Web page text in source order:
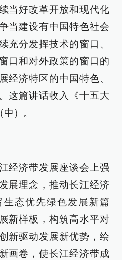
当好改革开放和现代化
当建设有中国特色社会
充分发挥技术的窗口、
口和对外政策的窗口的
经济特区的中国特色、
这篇讲话收入《十五大
）。
经济带发展座谈会上强
展理念，推动长江经济
态优先绿色发展新篇
新样板，构筑高水平对
新驱动发展新优势，绘
画卷，使长江经济带成